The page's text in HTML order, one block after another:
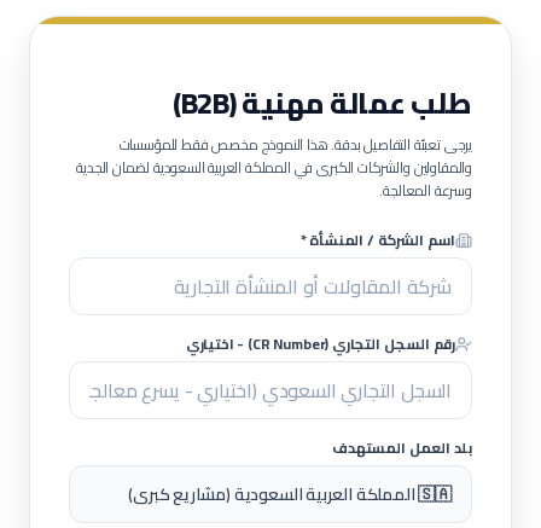
طلب عمالة مهنية (B2B)
يرجى تعبئة التفاصيل بدقة. هذا النموذج مخصص فقط للمؤسسات
والمقاولين والشركات الكبرى في المملكة العربية السعودية لضمان الجدية
وسرعة المعالجة.
اسم الشركة / المنشأة *
رقم السجل التجاري (CR Number) - اختياري
بلد العمل المستهدف
🇸🇦 المملكة العربية السعودية (مشاريع كبرى)